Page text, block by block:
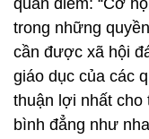
quan điểm: “Cơ
trong những
cần được xã hội
giáo dục của các
thuận lợi nhất
bình đẳng như